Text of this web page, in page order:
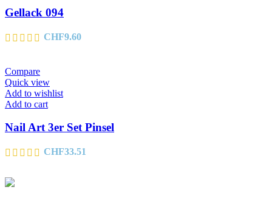
Gellack 094
CHF9.60
Compare
Quick view
Add to wishlist
Add to cart
Nail Art 3er Set Pinsel
CHF33.51